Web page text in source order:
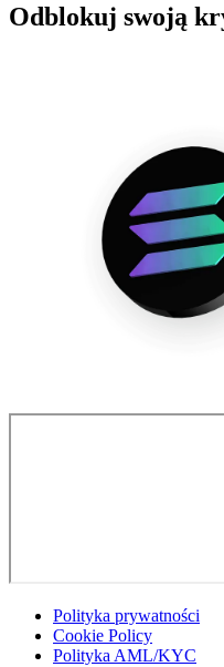
Odblokuj swoją
Polityka prywatności
Cookie Policy
Polityka AML/KYC